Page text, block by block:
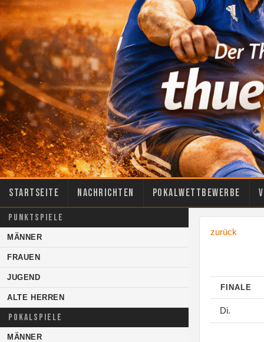
Startseite Nachrichten Pokalwettbewerbe
PUNKTSPIELE
MÄNNER
FRAUEN
JUGEND
ALTE HERREN
POKALSPIELE
MÄNNER
zurück
FINALE
Di.